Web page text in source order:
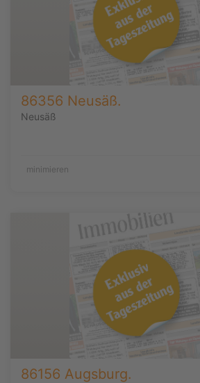
86356 Neusäß.
Neusäß
minimieren
86156 Augsburg.